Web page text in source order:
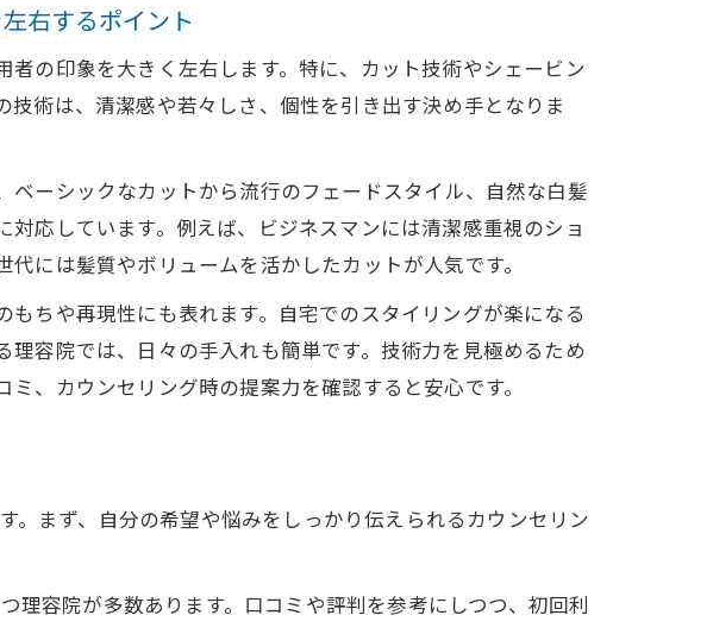
右するポイント
者の印象を大きく左右します。特に、カット技術やシェービン
技術は、清潔感や若々しさ、個性を引き出す決め手となりま
ベーシックなカットから流行のフェードスタイル、自然な白髪
対応しています。例えば、ビジネスマンには清潔感重視のショ
代には髪質やボリュームを活かしたカットが人気です。
もちや再現性にも表れます。自宅でのスタイリングが楽になる
理容院では、日々の手入れも簡単です。技術力を見極めるため
ミ、カウンセリング時の提案力を確認すると安心です。
まず、自分の希望や悩みをしっかり伝えられるカウンセリン
容院が多数あります。口コミや評判を参考にしつつ、初回利